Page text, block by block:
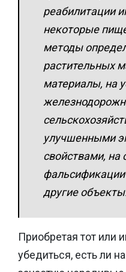
реабилитации
некоторые
методы
растительных
материалы, на
улучшенными
свойствами,
другие
Приобретая тот или
убедиться, есть ли